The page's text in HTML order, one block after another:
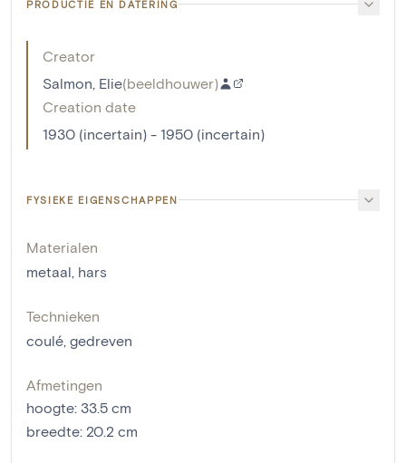
PRODUCTIE EN DATERING
Creator
Salmon, Elie(beeldhouwer)
Creation date
1930 (incertain) - 1950 (incertain)
FYSIEKE EIGENSCHAPPEN
Materialen
metaal, hars
Technieken
coulé, gedreven
Afmetingen
hoogte: 33.5 cm
breedte: 20.2 cm